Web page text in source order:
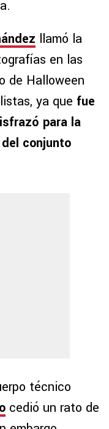
llamó la
en las
de Halloween
ya que fue
para la
conjunto
técnico
cedió un rato de